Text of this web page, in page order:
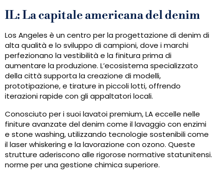
IL: La capitale americana del denim
Los Angeles è un centro per la progettazione di denim di
alta qualità e lo sviluppo di campioni, dove i marchi
perfezionano la vestibilità e la finitura prima di
aumentare la produzione. L’ecosistema specializzato
della città supporta la creazione di modelli,
prototipazione, e tirature in piccoli lotti, offrendo
iterazioni rapide con gli appaltatori locali.
Conosciuto per i suoi lavatoi premium, LA eccelle nelle
finiture avanzate del denim come il lavaggio con enzimi
e stone washing, utilizzando tecnologie sostenibili come
il laser whiskering e la lavorazione con ozono. Queste
strutture aderiscono alle rigorose normative statunitensi.
norme per una gestione chimica superiore.